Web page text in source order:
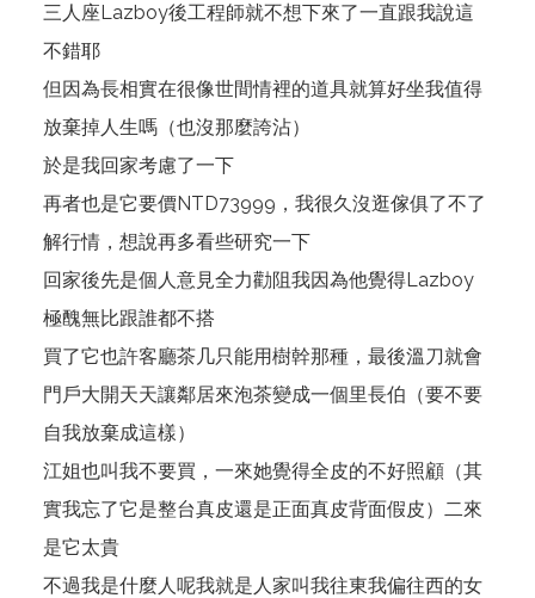
三人座Lazboy後工程師就不想下來了一直跟我說這
不錯耶
但因為長相實在很像世間情裡的道具就算好坐我值得
放棄掉人生嗎（也沒那麼誇沾）
於是我回家考慮了一下
再者也是它要價NTD73999，我很久沒逛傢俱了不了
解行情，想說再多看些研究一下
回家後先是個人意見全力勸阻我因為他覺得Lazboy
極醜無比跟誰都不搭
買了它也許客廳茶几只能用樹幹那種，最後溫刀就會
門戶大開天天讓鄰居來泡茶變成一個里長伯（要不要
自我放棄成這樣）
江姐也叫我不要買，一來她覺得全皮的不好照顧（其
實我忘了它是整台真皮還是正面真皮背面假皮）二來
是它太貴
不過我是什麼人呢我就是人家叫我往東我偏往西的女